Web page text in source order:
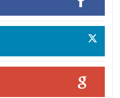
लायंस भवन में मनाया